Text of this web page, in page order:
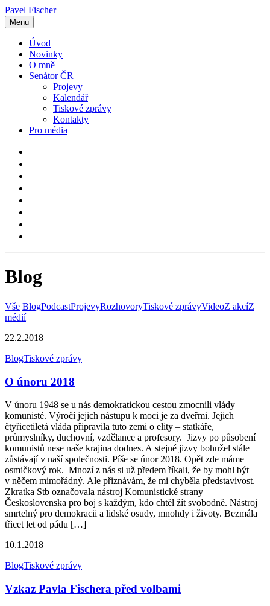
Pavel Fischer
Menu
Úvod
Novinky
O mně
Senátor ČR
Projevy
Kalendář
Tiskové zprávy
Kontakty
Pro média
Blog
Vše BlogPodcastProjevyRozhovoryTiskové zprávyVideoZ akcíZ
médií
22.2.2018
BlogTiskové zprávy
O únoru 2018
V únoru 1948 se u nás demokratickou cestou zmocnili vlády
komunisté. Výročí jejich nástupu k moci je za dveřmi. Jejich
čtyřicetiletá vláda připravila tuto zemi o elity – statkáře,
průmyslníky, duchovní, vzdělance a profesory. Jizvy po působení
komunistů nese naše krajina dodnes. A stejné jizvy bohužel stále
zůstávají v naší společnosti. Píše se únor 2018. Opět zde máme
osmičkový rok. Mnozí z nás si už předem říkali, že by mohl být
v něčem mimořádný. Ale přiznávám, že mi chyběla představivost.
Zkratka Stb označovala nástroj Komunistické strany
Československa pro boj s každým, kdo chtěl žít svobodně. Nástroj
smrtelný pro demokracii a lidské osudy, mnohdy i životy. Bezmála
třicet let od pádu […]
10.1.2018
BlogTiskové zprávy
Vzkaz Pavla Fischera před volbami